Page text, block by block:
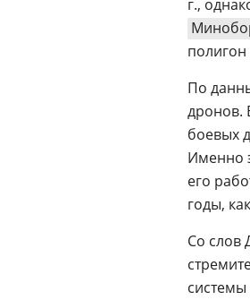
г.,
полигон
По
дронов.
боевых
Именно
его
годы,
Со слов